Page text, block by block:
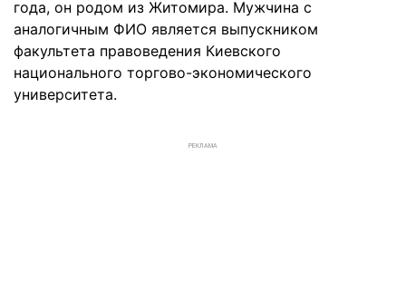
года, он родом из Житомира. Мужчина с
аналогичным ФИО является выпускником
факультета правоведения Киевского
национального торгово-экономического
университета.
РЕКЛАМА